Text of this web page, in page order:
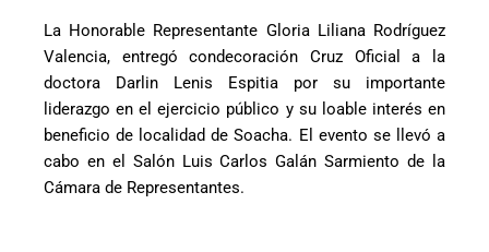
La Honorable Representante Gloria Liliana Rodríguez
Valencia, entregó condecoración Cruz Oficial a la
doctora Darlin Lenis Espitia por su importante
liderazgo en el ejercicio público y su loable interés en
beneficio de localidad de Soacha. El evento se llevó a
cabo en el Salón Luis Carlos Galán Sarmiento de la
Cámara de Representantes.